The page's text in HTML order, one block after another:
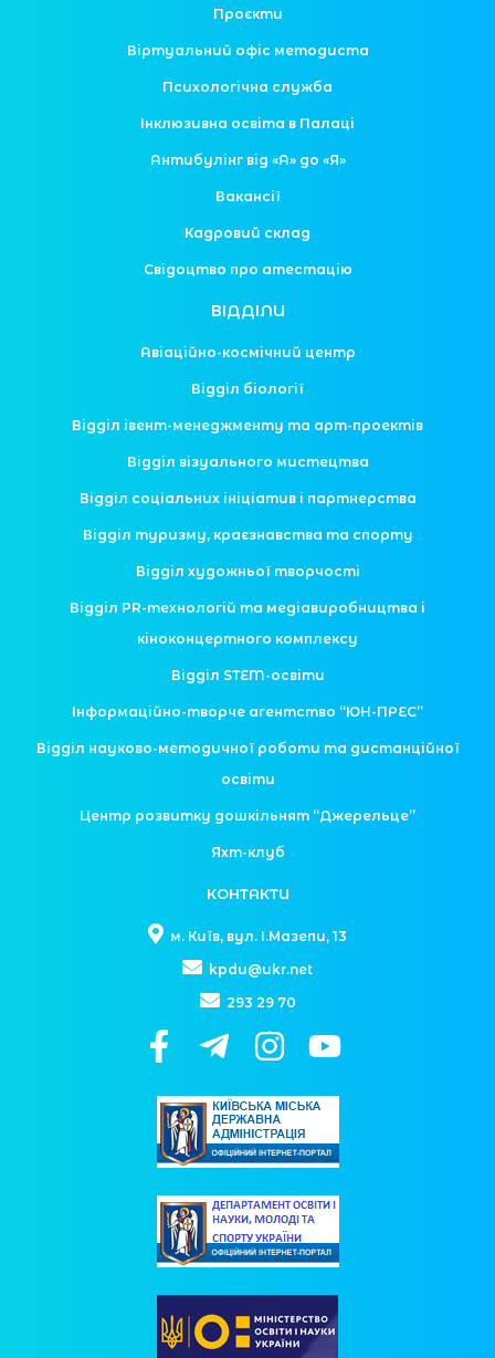
Проєкти
Віртуальний офіс методиста
Психологічна служба
Інклюзивна освіта в Палаці
Антибулінг від «А» до «Я»
Вакансії
Кадровий склад
Свідоцтво про атестацію
ВІДДІЛИ
Авіаційно-космічний центр
Відділ біології
Відділ івент-менеджменту та арт-проектів
Відділ візуального мистецтва
Відділ соціальних ініціатив і партнерства
Відділ туризму, краєзнавства та спорту
Відділ художньої творчості
Відділ PR-технологій та медіавиробництва і
кіноконцертного комплексу
Відділ STEM-освіти
Інформаційно-творче агентство “ЮН-ПРЕС”
Відділ науково-методичної роботи та дистанційної
освіти
Центр розвитку дошкільнят “Джерельце”
Яхт-клуб
КОНТАКТИ
м. Київ, вул. І.Мазепи, 13
kpdu@ukr.net
293 29 70